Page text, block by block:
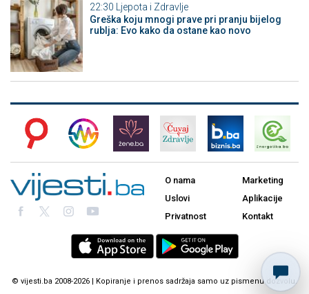
22:30 Ljepota i Zdravlje
Greška koju mnogi prave pri pranju bijelog
rublja: Evo kako da ostane kao novo
O nama
Uslovi
Privatnost
Marketing
Aplikacije
Kontakt
© vijesti.ba 2008-2026 | Kopiranje i prenos sadržaja samo uz pismenu dozvolu.